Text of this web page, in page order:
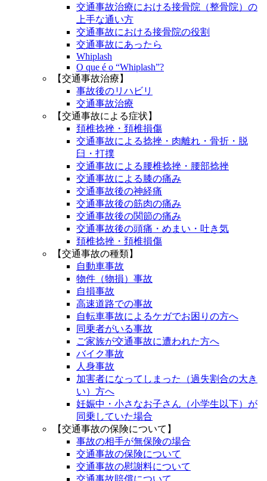
交通事故治療における接骨院（整骨院）の
上手な通い方
交通事故における接骨院の役割
交通事故にあったら
Whiplash
O que é o “Whiplash”?
【交通事故治療】
事故後のリハビリ
交通事故治療
【交通事故による症状】
頚椎捻挫・頚椎損傷
交通事故による捻挫・肉離れ・骨折・脱
臼・打撲
交通事故による腰椎捻挫・腰部捻挫
交通事故による膝の痛み
交通事故後の神経痛
交通事故後の筋肉の痛み
交通事故後の関節の痛み
交通事故後の頭痛・めまい・吐き気
頚椎捻挫・頚椎損傷
【交通事故の種類】
自動車事故
物件（物損）事故
自損事故
高速道路での事故
自転車事故によるケガでお困りの方へ
同乗者がいる事故
ご家族が交通事故に遭われた方へ
バイク事故
人身事故
加害者になってしまった（過失割合の大き
い）方へ
妊娠中・小さなお子さん（小学生以下）が
同乗していた場合
【交通事故の保険について】
事故の相手が無保険の場合
交通事故の保険について
交通事故の慰謝料について
交通事故賠償について